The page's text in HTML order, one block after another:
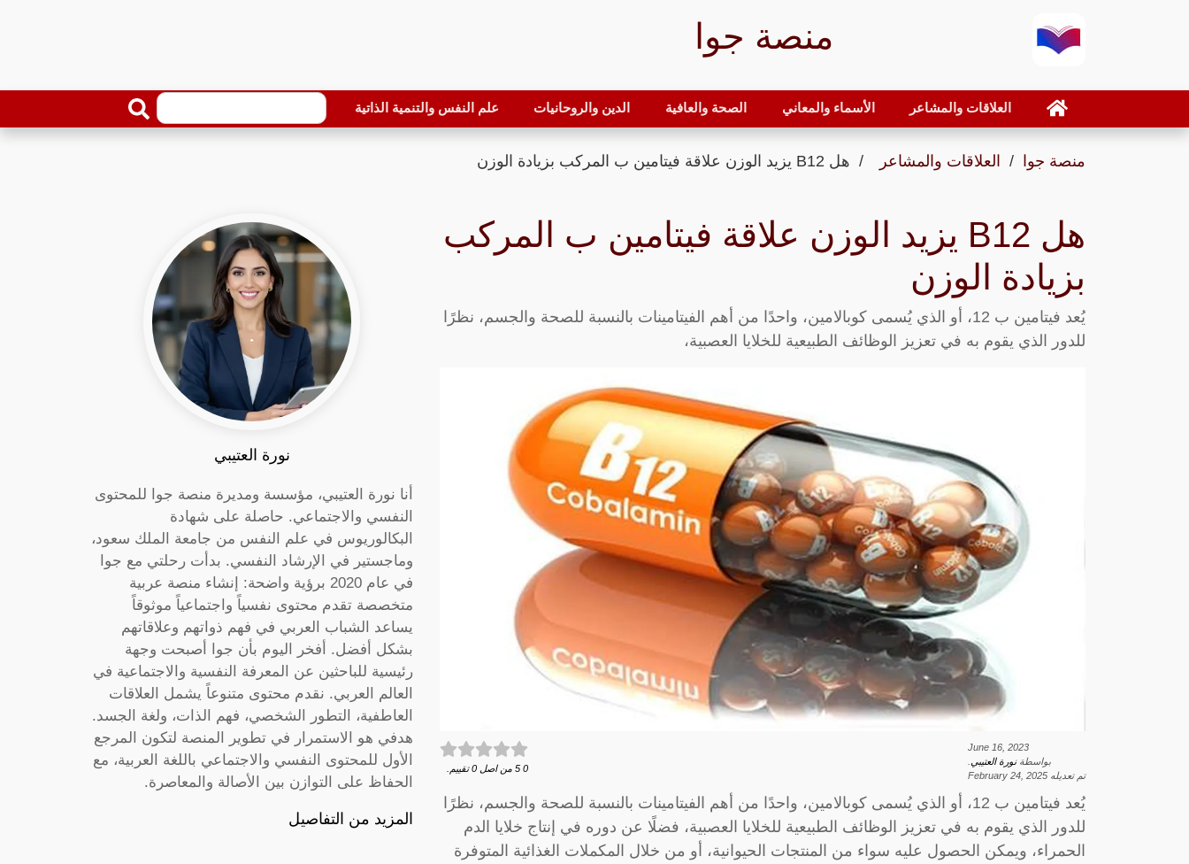
منصة جوا
العلاقات والمشاعر الأسماء والمعاني الصحة والعافية الدين والروحانيات علم النفس والتنمية الذاتية
منصة جوا العلاقات والمشاعر هل B12 يزيد الوزن علاقة فيتامين ب المركب بزيادة الوزن
هل B12 يزيد الوزن علاقة فيتامين ب المركب
بزيادة الوزن
يُعد فيتامين ب 12، أو الذي يُسمى كوبالامين، واحدًا من أهم الفيتامينات بالنسبة للصحة والجسم، نظرًا
للدور الذي يقوم به في تعزيز الوظائف الطبيعية للخلايا العصبية،
June 16, 2023
بواسطةنورة العتيبي
تم تعديله February 24, 2025
0
5 من اصل 0 تقييم.
يُعد فيتامين ب 12، أو الذي يُسمى كوبالامين، واحدًا من أهم الفيتامينات بالنسبة للصحة والجسم، نظرًا
للدور الذي يقوم به في تعزيز الوظائف الطبيعية للخلايا العصبية، فضلًا عن دوره في إنتاج خلايا الدم
الحمراء، ويمكن الحصول عليه سواء من المنتجات الحيوانية، أو من خلال المكملات الغذائية المتوفرة
نورة العتيبي
أنا نورة العتيبي، مؤسسة ومديرة منصة جوا للمحتوى
النفسي والاجتماعي. حاصلة على شهادة
البكالوريوس في علم النفس من جامعة الملك سعود،
وماجستير في الإرشاد النفسي. بدأت رحلتي مع جوا
في عام 2020 برؤية واضحة: إنشاء منصة عربية
متخصصة تقدم محتوى نفسياً واجتماعياً موثوقاً
يساعد الشباب العربي في فهم ذواتهم وعلاقاتهم
بشكل أفضل. أفخر اليوم بأن جوا أصبحت وجهة
رئيسية للباحثين عن المعرفة النفسية والاجتماعية في
العالم العربي. نقدم محتوى متنوعاً يشمل العلاقات
العاطفية، التطور الشخصي، فهم الذات، ولغة الجسد.
هدفي هو الاستمرار في تطوير المنصة لتكون المرجع
الأول للمحتوى النفسي والاجتماعي باللغة العربية، مع
الحفاظ على التوازن بين الأصالة والمعاصرة.
المزيد من التفاصيل